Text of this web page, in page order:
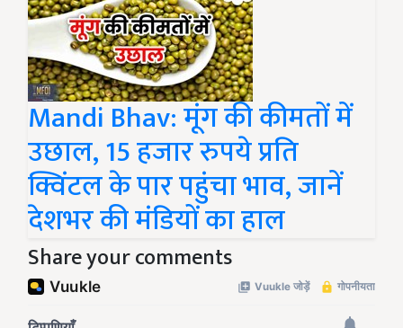
Mandi Bhav: मूंग की कीमतों में
उछाल, 15 हजार रुपये प्रति
क्विंटल के पार पहुंचा भाव, जानें
देशभर की मंडियों का हाल
Share your comments